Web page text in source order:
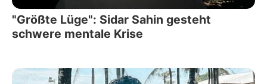
"Größte Lüge": Sidar Sahin gesteht
schwere mentale Krise